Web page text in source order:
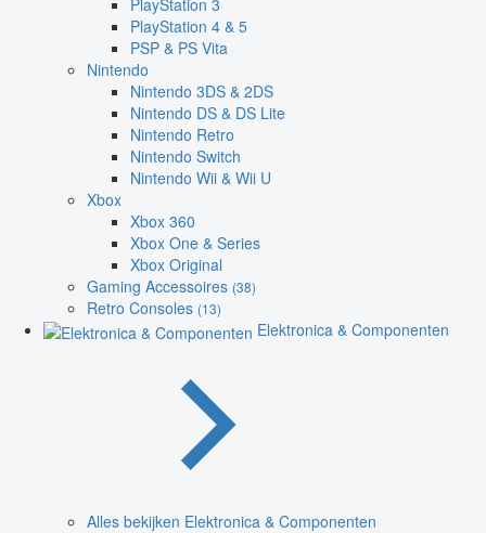
PlayStation 3
PlayStation 4 & 5
PSP & PS Vita
Nintendo
Nintendo 3DS & 2DS
Nintendo DS & DS Lite
Nintendo Retro
Nintendo Switch
Nintendo Wii & Wii U
Xbox
Xbox 360
Xbox One & Series
Xbox Original
Gaming Accessoires (38)
Retro Consoles (13)
Elektronica & Componenten
Alles bekijken Elektronica & Componenten